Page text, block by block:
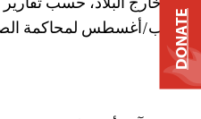
23 آب/أغسطس لمحاكمة الصحفي.
DONATE